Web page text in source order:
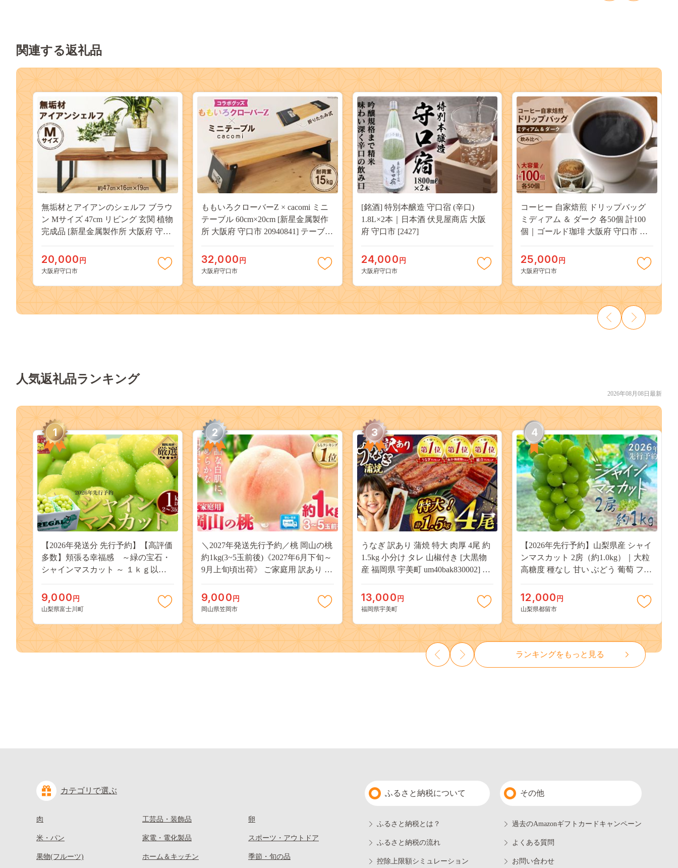
関連する返礼品
無垢材とアイアンのシェルフ ブラウ
ン Mサイズ 47cm リビング 玄関 植物
完成品 [新星金属製作所 大阪府 守口
20,000 円
大阪府守口市
ももいろクローバーZ × cacomi ミニ
テーブル 60cm×20cm [新星金属製作
所 大阪府 守口市 20940841] テーブル
クロ コラボグッズ
32,000 円
大阪府守口市
[銘酒] 特別本醸造 守口宿 (辛口)
1.8L×2本｜日本酒 伏見屋商店 大阪
府 守口市 [2427]
24,000 円
大阪府守口市
コーヒー 自家焙煎 ドリップバッグ
ミディアム ＆ ダーク 各50個 計100
個｜ゴールド珈琲 大阪府 守口市 ド
簡単 手軽 プレゼント ギフト 贈りも
の [2268]
25,000 円
大阪府守口市
人気返礼品ランキング
2026年08月08日最新
1
【2026年発送分 先行予約】【高評価
多数】頬張る幸福感 ～緑の宝石・
シャインマスカット ～ １ｋｇ以上
物 くだもの シャイン マスカット ぶ
どう ブドウ 葡萄 大粒 種なし 先行予
九千円
9,000 円
山梨県富士川町
2
＼2027年発送先行予約／桃 岡山の桃
約1kg(3~5玉前後)《2027年6月下旬～
9月上旬頃出荷》 ご家庭用 訳あり 白
果物 デザート 旬 モモ もも 先行予約
送料無料 果物 岡山県 笠岡市 清水白
kasaoka_zsy_419_100---
9,000 円
岡山県笠岡市
3
うなぎ 訳あり 蒲焼 特大 肉厚 4尾 約
1.5kg 小分け タレ 山椒付き [大黒物
産 福岡県 宇美町 um40bak830002] 不
うなぎ蒲焼 鰻蒲焼き 蒲焼き かば焼
き 真空パック 個包装 冷凍 13000
13,000 円
福岡県宇美町
4
【2026年先行予約】山梨県産 シャイ
ンマスカット 2房（約1.0kg）｜大粒
高糖度 種なし 甘い ぶどう 葡萄 フル
JX003
12,000 円
山梨県都留市
ランキングをもっと見る
カテゴリで選ぶ
肉
米・パン
果物(フルーツ)
工芸品・装飾品
家電・電化製品
ホーム＆キッチン
卵
スポーツ・アウトドア
季節・旬の品
ふるさと納税について
ふるさと納税とは？
ふるさと納税の流れ
控除上限額シミュレーション
その他
過去のAmazonギフトカードキャンペーン
よくある質問
お問い合わせ